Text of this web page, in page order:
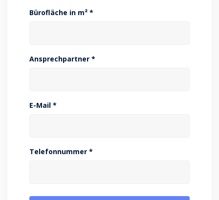
Bürofläche in m² *
Ansprechpartner *
E-Mail *
Telefonnummer *